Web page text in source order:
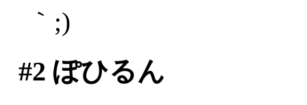
｀;)
#2 ぽひるん